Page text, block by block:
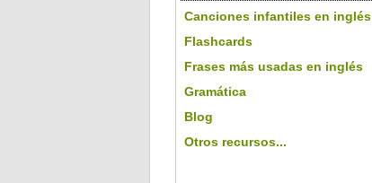
Canciones infantiles en inglés
Flashcards
Frases más usadas en inglés
Gramática
Blog
Otros recursos...